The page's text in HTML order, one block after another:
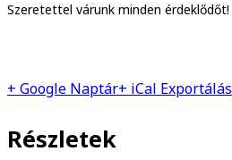
Szeretettel várunk minden érdeklődőt!
+ Google Naptár+ iCal Exportálás
Részletek